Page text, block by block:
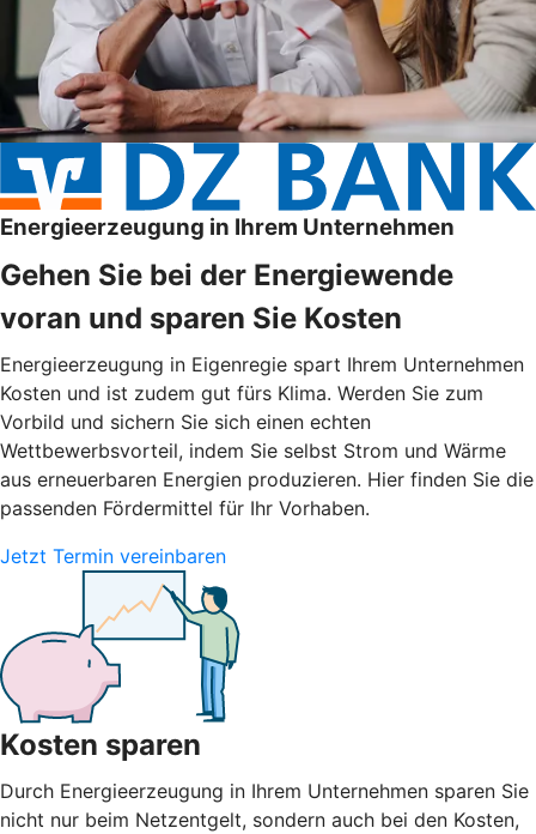
Energieerzeugung in Ihrem Unternehmen
Gehen Sie bei der Energiewende
voran und sparen Sie Kosten
Energieerzeugung in Eigenregie spart Ihrem Unternehmen
Kosten und ist zudem gut fürs Klima. Werden Sie zum
Vorbild und sichern Sie sich einen echten
Wettbewerbsvorteil, indem Sie selbst Strom und Wärme
aus erneuerbaren Energien produzieren. Hier finden Sie die
passenden Fördermittel für Ihr Vorhaben.
Jetzt Termin vereinbaren
Kosten sparen
Durch Energieerzeugung in Ihrem Unternehmen sparen Sie
nicht nur beim Netzentgelt, sondern auch bei den Kosten,